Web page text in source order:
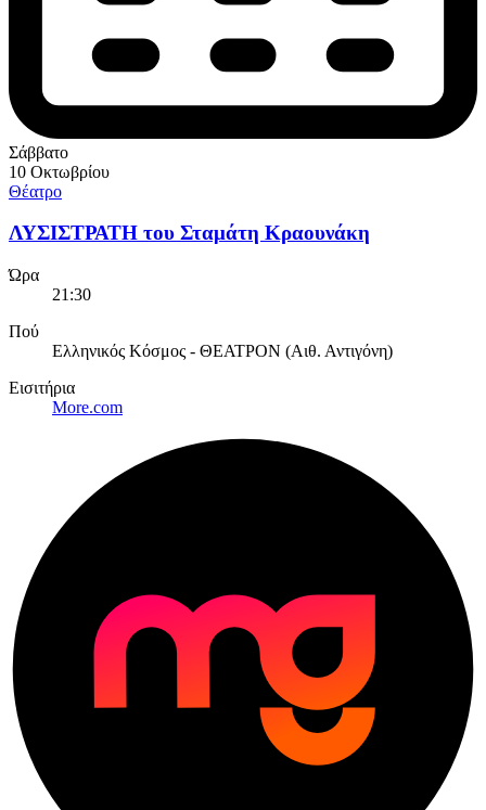
Σάββατο
10 Οκτωβρίου
Θέατρο
ΛΥΣΙΣΤΡΑΤΗ του Σταμάτη Κραουνάκη
Ώρα
21:30
Πού
Ελληνικός Κόσμος - ΘΕΑΤΡΟΝ (Αιθ. Αντιγόνη)
Εισιτήρια
More.com